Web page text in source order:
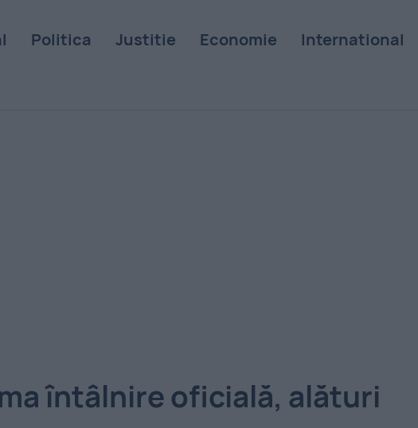
Politica Justitie Economie International
întâlnire oficială, alături